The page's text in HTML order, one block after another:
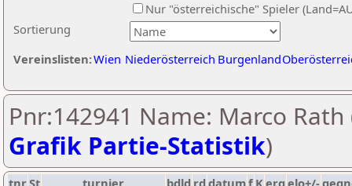
Sortierung
Nur "österreichische" Spieler
Vereinslisten:Wien Niederösterreich Burgenland
Pnr:142941 Name: Marco Rath
Grafik Partie-Statistik)
tnrSt turnier bdld rd datumf Kerg elo+/-